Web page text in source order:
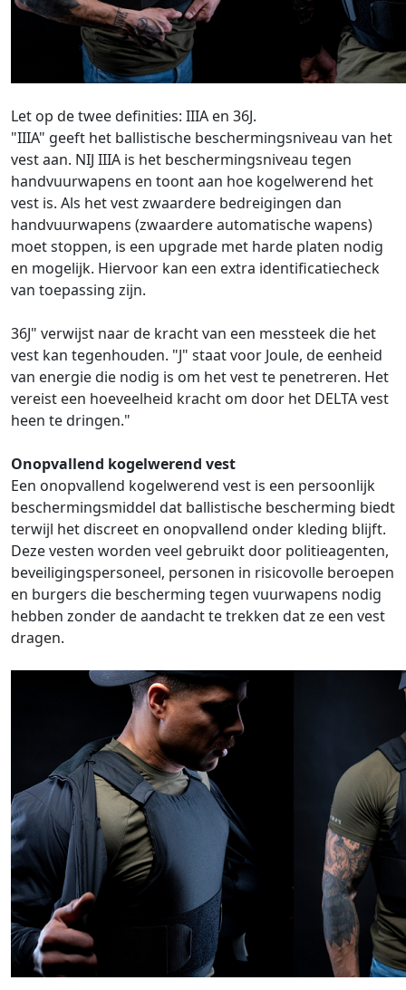
Let op de twee definities: IIIA en 36J.
"IIIA" geeft het ballistische beschermingsniveau van het
vest aan. NIJ IIIA is het beschermingsniveau tegen
handvuurwapens en toont aan hoe kogelwerend het
vest is. Als het vest zwaardere bedreigingen dan
handvuurwapens (zwaardere automatische wapens)
moet stoppen, is een upgrade met harde platen nodig
en mogelijk. Hiervoor kan een extra identificatiecheck
van toepassing zijn.
36J" verwijst naar de kracht van een messteek die het
vest kan tegenhouden. "J" staat voor Joule, de eenheid
van energie die nodig is om het vest te penetreren. Het
vereist een hoeveelheid kracht om door het DELTA vest
heen te dringen."
Onopvallend kogelwerend vest
Een onopvallend kogelwerend vest is een persoonlijk
beschermingsmiddel dat ballistische bescherming biedt
terwijl het discreet en onopvallend onder kleding blijft.
Deze vesten worden veel gebruikt door politieagenten,
beveiligingspersoneel, personen in risicovolle beroepen
en burgers die bescherming tegen vuurwapens nodig
hebben zonder de aandacht te trekken dat ze een vest
dragen.